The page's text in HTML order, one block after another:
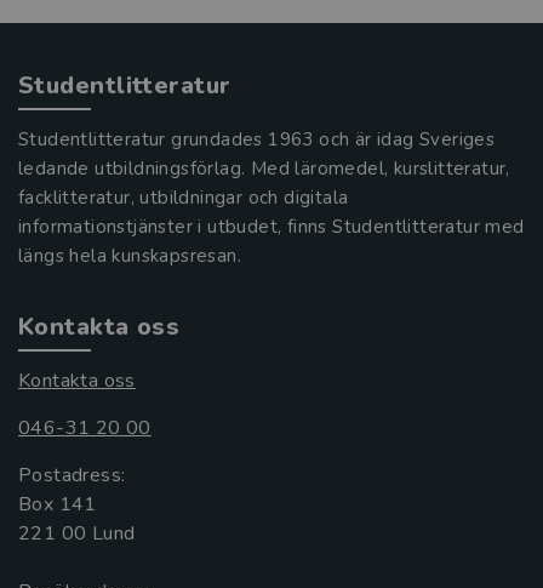
Studentlitteratur
Studentlitteratur grundades 1963 och är idag Sveriges
ledande utbildningsförlag. Med läromedel, kurslitteratur,
facklitteratur, utbildningar och digitala
informationstjänster i utbudet, finns Studentlitteratur med
längs hela kunskapsresan.
Kontakta oss
Kontakta oss
046-31 20 00
Postadress:
Box 141
221 00 Lund